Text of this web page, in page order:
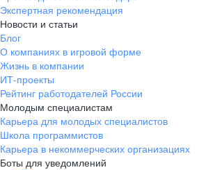
Экспертная рекомендация
Новости и статьи
Блог
О компаниях в игровой форме
Жизнь в компании
ИТ-проекты
Рейтинг работодателей России
Молодым специалистам
Карьера для молодых специалистов
Школа программистов
Карьера в некоммерческих организациях
Боты для уведомлений